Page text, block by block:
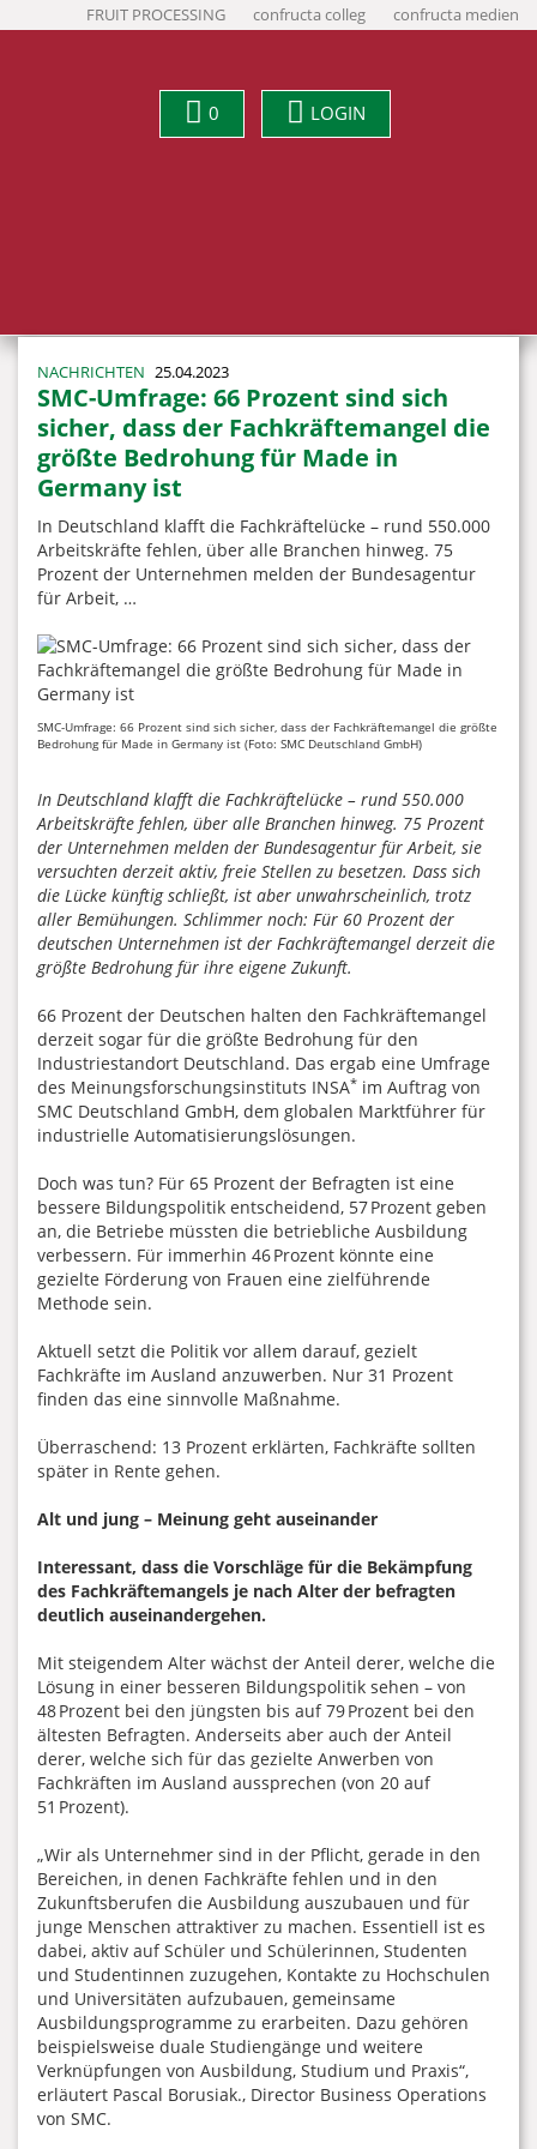
FRUIT PROCESSING confructa colleg confructa medien
0 LOGIN
NACHRICHTEN 25.04.2023
SMC-Umfrage: 66 Prozent sind sich
sicher, dass der Fachkräftemangel die
größte Bedrohung für Made in
Germany ist
In Deutschland klafft die Fachkräftelücke – rund 550.000
Arbeitskräfte fehlen, über alle Branchen hinweg. 75
Prozent der Unternehmen melden der Bundesagentur
für Arbeit, …
SMC-Umfrage: 66 Prozent sind sich sicher, dass der Fachkräftemangel die größte
Bedrohung für Made in Germany ist (Foto: SMC Deutschland GmbH)
In Deutschland klafft die Fachkräftelücke – rund 550.000
Arbeitskräfte fehlen, über alle Branchen hinweg. 75 Prozent
der Unternehmen melden der Bundesagentur für Arbeit, sie
versuchten derzeit aktiv, freie Stellen zu besetzen. Dass sich
die Lücke künftig schließt, ist aber unwahrscheinlich, trotz
aller Bemühungen. Schlimmer noch: Für 60 Prozent der
deutschen Unternehmen ist der Fachkräftemangel derzeit die
größte Bedrohung für ihre eigene Zukunft.
66 Prozent der Deutschen halten den Fachkräftemangel
derzeit sogar für die größte Bedrohung für den
Industriestandort Deutschland. Das ergab eine Umfrage
des Meinungsforschungsinstituts INSA* im Auftrag von
SMC Deutschland GmbH, dem globalen Marktführer für
industrielle Automatisierungslösungen.
Doch was tun? Für 65 Prozent der Befragten ist eine
bessere Bildungspolitik entscheidend, 57 Prozent geben
an, die Betriebe müssten die betriebliche Ausbildung
verbessern. Für immerhin 46 Prozent könnte eine
gezielte Förderung von Frauen eine zielführende
Methode sein.
Aktuell setzt die Politik vor allem darauf, gezielt
Fachkräfte im Ausland anzuwerben. Nur 31 Prozent
finden das eine sinnvolle Maßnahme.
Überraschend: 13 Prozent erklärten, Fachkräfte sollten
später in Rente gehen.
Alt und jung – Meinung geht auseinander
Interessant, dass die Vorschläge für die Bekämpfung
des Fachkräftemangels je nach Alter der befragten
deutlich auseinandergehen.
Mit steigendem Alter wächst der Anteil derer, welche die
Lösung in einer besseren Bildungspolitik sehen – von
48 Prozent bei den jüngsten bis auf 79 Prozent bei den
ältesten Befragten. Anderseits aber auch der Anteil
derer, welche sich für das gezielte Anwerben von
Fachkräften im Ausland aussprechen (von 20 auf
51 Prozent).
„Wir als Unternehmer sind in der Pflicht, gerade in den
Bereichen, in denen Fachkräfte fehlen und in den
Zukunftsberufen die Ausbildung auszubauen und für
junge Menschen attraktiver zu machen. Essentiell ist es
dabei, aktiv auf Schüler und Schülerinnen, Studenten
und Studentinnen zuzugehen, Kontakte zu Hochschulen
und Universitäten aufzubauen, gemeinsame
Ausbildungsprogramme zu erarbeiten. Dazu gehören
beispielsweise duale Studiengänge und weitere
Verknüpfungen von Ausbildung, Studium und Praxis“,
erläutert Pascal Borusiak., Director Business Operations
von SMC.